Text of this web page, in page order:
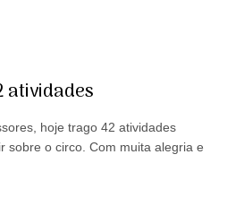
atividades
hoje trago 42 atividades
sobre o circo. Com muita alegria e